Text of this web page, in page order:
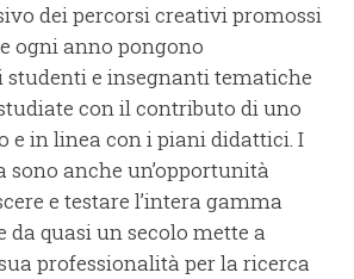
dei percorsi creativi promossi
ogni anno pongono
studenti e insegnanti tematiche
con il contributo di uno
e in linea con i piani didattici. I
sono anche un’opportunità
e testare l’intera gamma
da quasi un secolo mette a
professionalità per la ricerca